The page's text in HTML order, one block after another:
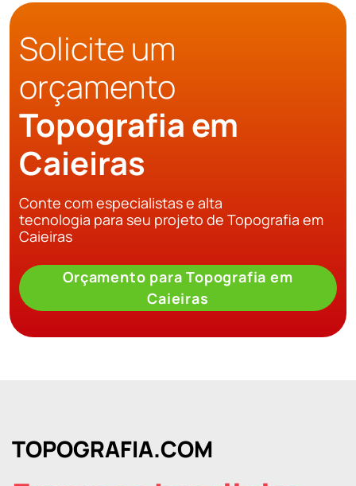
Solicite um
orçamento
Topografia em
Caieiras
Conte com especialistas e alta
tecnologia para seu projeto de Topografia em
Caieiras
Orçamento para Topografia em
Caieiras
TOPOGRAFIA.COM